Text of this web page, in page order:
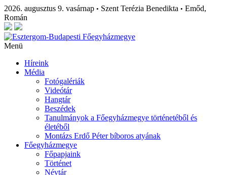
2026. augusztus 9. vasárnap • Szent Terézia Benedikta • Emőd,
Román
Menü
Híreink
Média
Fotógalériák
Videótár
Hangtár
Beszédek
Tanulmányok a Főegyházmegye történetéből és
életéből
Montázs Erdő Péter bíboros atyának
Főegyházmegye
Főpapjaink
Történet
Névtár